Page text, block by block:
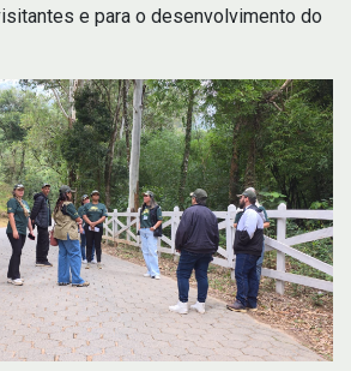
e para o desenvolvimento do